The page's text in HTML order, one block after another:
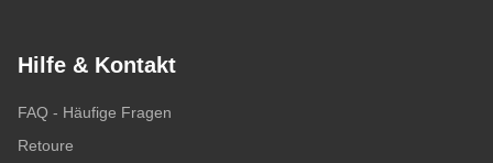
Hilfe & Kontakt
FAQ - Häufige Fragen
Retoure